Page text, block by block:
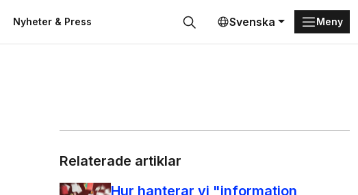
Nyheter & Press Svenska Meny
Relaterade artiklar
Hur hanterar vi "information